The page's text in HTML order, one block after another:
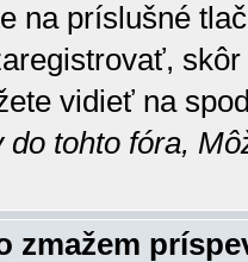
na príslušné
vidieť na
tohto fóra,
zmažem